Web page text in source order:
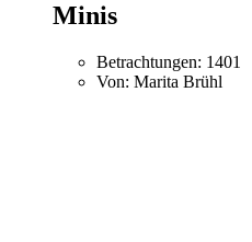
Minis
Betrachtungen: 1401
Von: Marita Brühl